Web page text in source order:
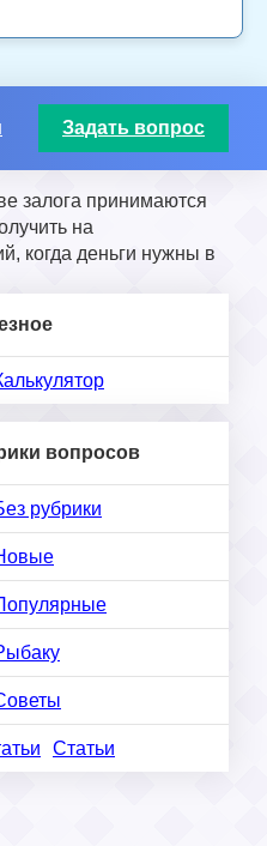
Задать вопрос
вопросов
рубрики
Статьи
залога принимаются
на
когда деньги нужны в